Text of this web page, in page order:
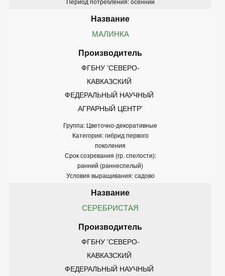
МАЛИНКА
ФГБНУ 'СЕВЕРО-
КАВКАЗСКИЙ
ФЕДЕРАЛЬНЫЙ НАУЧНЫЙ
АГРАРНЫЙ ЦЕНТР'
Группа: Цветочно-декоративные
Категория: гибрид первого
поколения
Срок созревания (гр. спелости):
ранний (раннеспелый)
Условия выращивания: садово
СЕРЕБРИСТАЯ
ФГБНУ 'СЕВЕРО-
КАВКАЗСКИЙ
ФЕДЕРАЛЬНЫЙ НАУЧНЫЙ